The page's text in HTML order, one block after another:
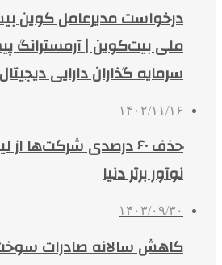
درخواست مدیرعامل کوین‌
ملی بیت‌کوین | آرمسترانگ
سرمایه گذاران دارایی
۱۴۰۲/۱۱/۱۶
نوآور برتر دنیا
۱۴۰۳/۰۹/۳۰
کاهش سالانه صادرات